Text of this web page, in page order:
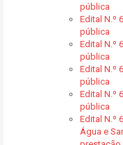
pública
Edital N.º
pública
Edital N.º
pública
Edital N.º
pública
Edital N.º
pública
Edital N.º
Água e